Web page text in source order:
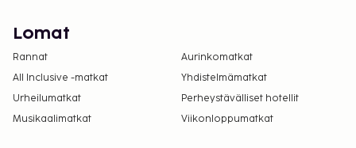
Lomat
Rannat
Aurinkomatkat
All Inclusive -matkat
Yhdistelmämatkat
Urheilumatkat
Perheystävälliset hotellit
Musikaalimatkat
Viikonloppumatkat